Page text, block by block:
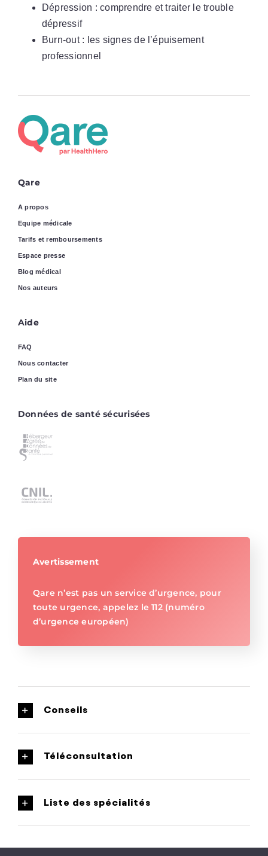
Dépression : comprendre et traiter le trouble
dépressif
Burn-out : les signes de l’épuisement
professionnel
Qare
A propos
Equipe médicale
Tarifs et remboursements
Espace presse
Blog médical
Nos auteurs
Aide
FAQ
Nous contacter
Plan du site
Données de santé sécurisées
Avertissement
Qare n’est pas un service d’urgence, pour
toute urgence, appelez le 112 (numéro
d’urgence européen)
Conseils
Téléconsultation
Liste des spécialités